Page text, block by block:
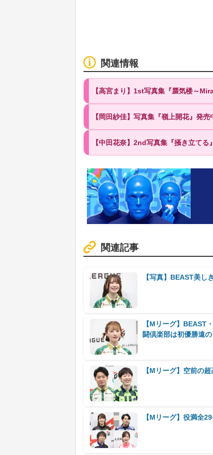
関連情報
【高宮まり】1st写真集『蜃気楼～
【岡田紗佳】写真集『嶺上開花』発売
【中田花奈】2nd写真集『掻き立てる
関連記事
【写真】BEAST美し
【Mリーグ】BEAST
闘倶楽部は初優勝遠
【Mリーグ】空前の
【Mリーグ】役満全